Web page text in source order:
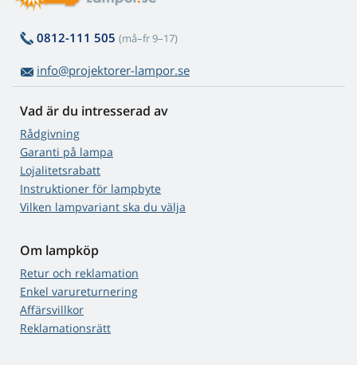
0812-111 505 (må–fr 9–17)
info@projektorer-lampor.se
Vad är du intresserad av
Rådgivning
Garanti på lampa
Lojalitetsrabatt
Instruktioner för lampbyte
Vilken lampvariant ska du välja
Om lampköp
Retur och reklamation
Enkel varureturnering
Affärsvillkor
Reklamationsrätt